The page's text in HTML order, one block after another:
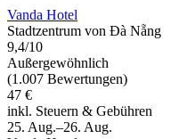
Vanda Hotel
Stadtzentrum von Đà Nẵng
9,4/10
Außergewöhnlich
(1.007 Bewertungen)
47 €
inkl. Steuern & Gebühren
25. Aug.–26. Aug.